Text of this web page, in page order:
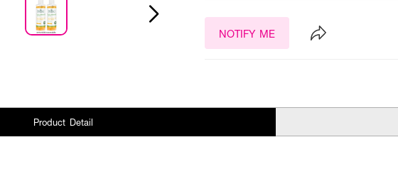
NOTIFY ME
Product Detail